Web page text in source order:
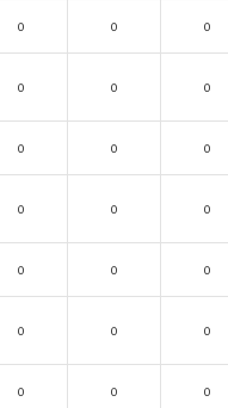
0 0 0
0 0 0
0 0 0
0 0 0
0 0 0
0 0 0
0 0 0